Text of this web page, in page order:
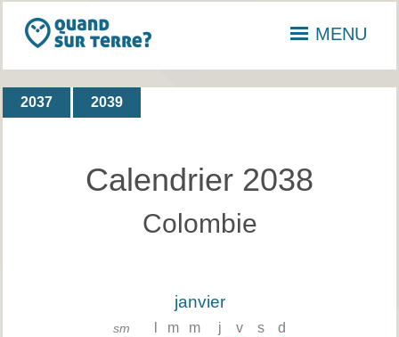
MENU
2037 2039
Calendrier 2038
Colombie
janvier
sm m m j v s d